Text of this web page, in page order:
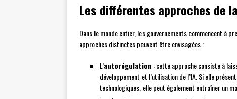
Les différentes approches de
Dans le monde entier, les gouvernements commencent à
approches distinctes peuvent être envisagées :
L’autorégulation : cette approche consiste à
développement et l’utilisation de l’IA. Si elle
technologiques, elle peut également entraîner un